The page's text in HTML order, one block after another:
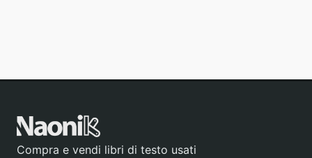
Compra e vendi libri di testo usati